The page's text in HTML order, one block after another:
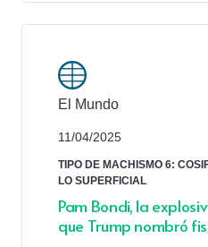
El Mundo
11/04/2025
TIPO DE MACHISMO 6:
LO SUPERFICIAL
Pam Bondi, la
que Trump nombró